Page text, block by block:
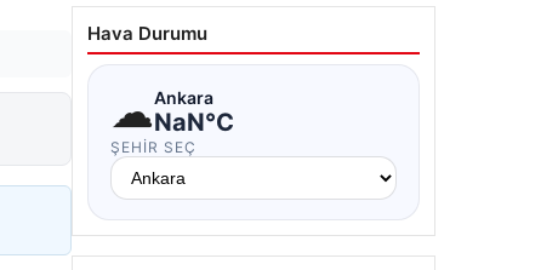
Hava Durumu
☁Ankara
NaN°C
ŞEHIR SEÇ